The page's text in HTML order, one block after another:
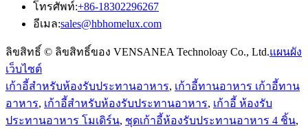
โทรศัพท์:+86-18302296267
อีเมล:sales@hbhomelux.com
ลิขสิทธิ์ © ลิขสิทธิ์ของ VENSANEA Technoloay Co., Ltd.แผนผัง
เว็บไซต์
เก้าอี้สำหรับห้องรับประทานอาหาร, เก้าอี้ทานอาหาร เก้าอี้ทาน
อาหาร, เก้าอี้สำหรับห้องรับประทานอาหาร, เก้าอี้ ห้องรับ
ประทานอาหาร โมเดิร์น, ชุดเก้าอี้ห้องรับประทานอาหาร 4 ชิ้น,